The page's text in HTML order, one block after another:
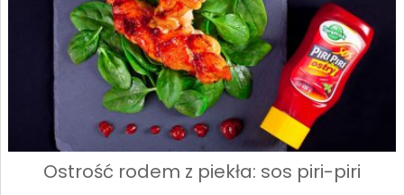
Ostrość rodem z piekła: sos piri-piri